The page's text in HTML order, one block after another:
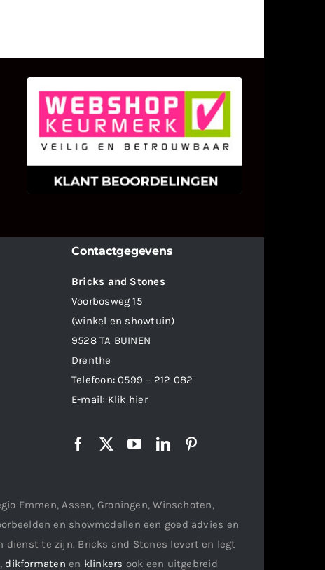
KLANT BEOORDELINGEN
We zijn er zeer op gesteld om te
weten wat u als klant van ons en
onze diensten vindt.
Contactgegevens
Bricks and Stones
Voorbosweg 15
(winkel en showtuin)
9528 TA BUINEN
Drenthe
Telefoon:0599 – 212 082
E-mail: Klik hier
Emmen, Assen, Groningen, Winschoten,
en showmodellen een goed advies en
te zijn. Bricks and Stones levert en legt
, dikformaten en klinkers ook een uitgebreid